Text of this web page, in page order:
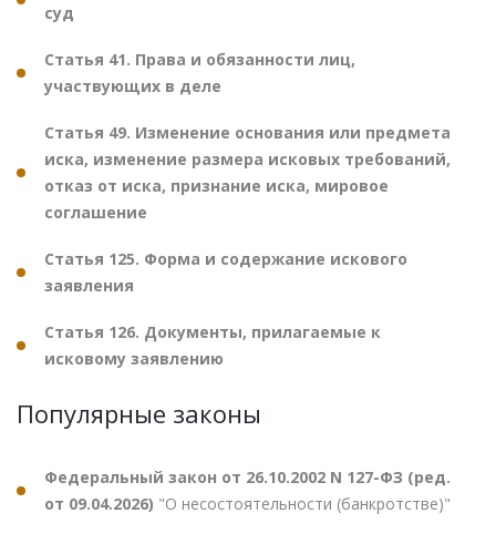
суд
Статья 41. Права и обязанности лиц,
участвующих в деле
Статья 49. Изменение основания или предмета
иска, изменение размера исковых требований,
отказ от иска, признание иска, мировое
соглашение
Статья 125. Форма и содержание искового
заявления
Статья 126. Документы, прилагаемые к
исковому заявлению
Популярные законы
Федеральный закон от 26.10.2002 N 127-ФЗ (ред.
от 09.04.2026) "О несостоятельности (банкротстве)"